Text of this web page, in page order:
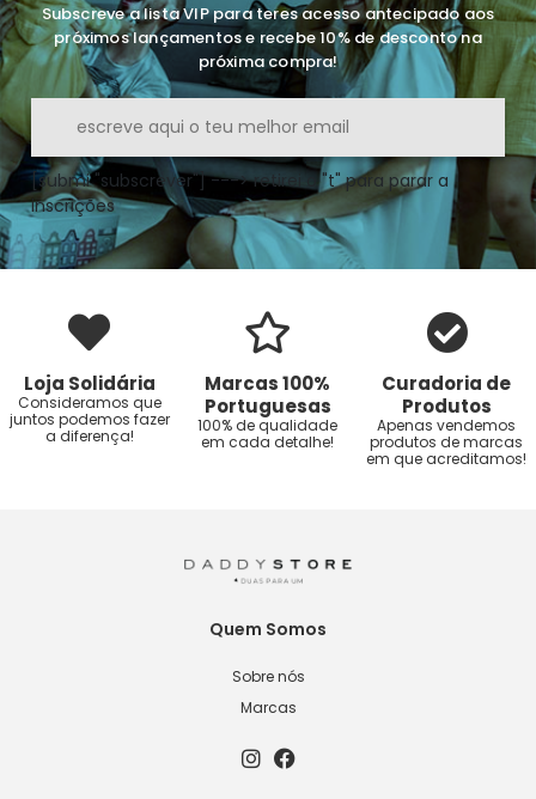
Subscreve a lista VIP para teres acesso antecipado aos
próximos lançamentos e recebe 10% de desconto na
próxima compra!
[submi "subscrever"] ---> retirei o "t" para parar a
inscrições
Loja Solidária
Consideramos que
juntos podemos fazer
a diferença!
Marcas 100%
Portuguesas
100% de qualidade
em cada detalhe!
Curadoria de
Produtos
Apenas vendemos
produtos de marcas
em que acreditamos!
Quem Somos
Sobre nós
Marcas